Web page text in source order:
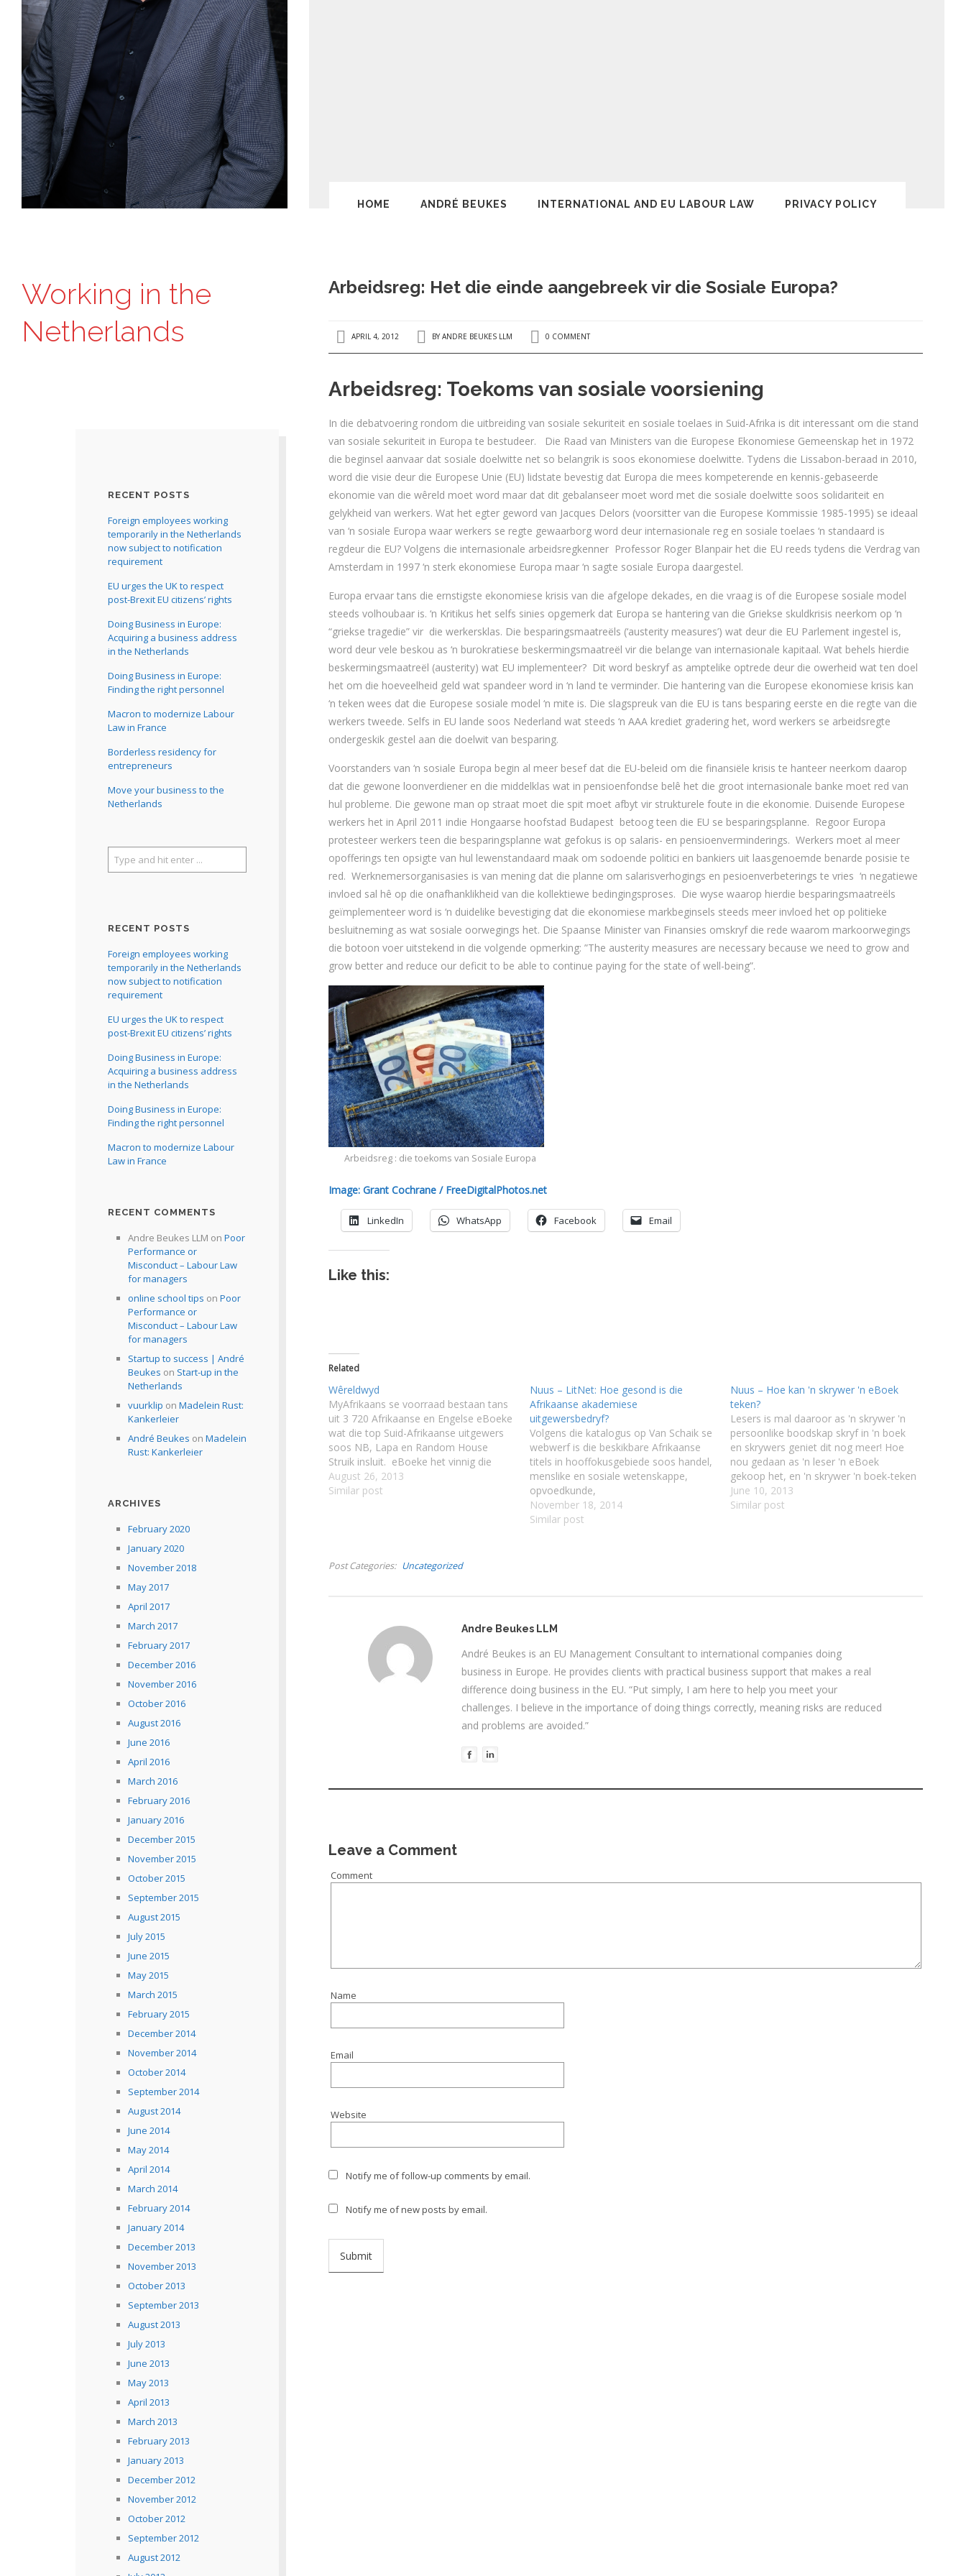
HOME ANDRÉ BEUKES INTERNATIONAL AND EU LABOUR LAW PRIVACY POLICY
Working in the
Netherlands
Arbeidsreg: Het die einde aangebreek vir die Sosiale Europa?
APRIL 4, 2012 BYANDRE BEUKES LLM 0 COMMENT
Arbeidsreg: Toekoms van sosiale voorsiening
In die debatvoering rondom die uitbreiding van sosiale sekuriteit en sosiale toelaes in Suid-Afrika is dit interessant om die stand
van sosiale sekuriteit in Europa te bestudeer. Die Raad van Ministers van die Europese Ekonomiese Gemeenskap het in 1972
die beginsel aanvaar dat sosiale doelwitte net so belangrik is soos ekonomiese doelwitte. Tydens die Lissabon-beraad in 2010,
word die visie deur die Europese Unie (EU) lidstate bevestig dat Europa die mees kompeterende en kennis-gebaseerde
ekonomie van die wêreld moet word maar dat dit gebalanseer moet word met die sosiale doelwitte soos solidariteit en
gelykheid van werkers. Wat het egter geword van Jacques Delors (voorsitter van die Europese Kommissie 1985-1995) se ideaal
van ‘n sosiale Europa waar werkers se regte gewaarborg word deur internasionale reg en sosiale toelaes ‘n standaard is
regdeur die EU? Volgens die internasionale arbeidsregkenner Professor Roger Blanpair het die EU reeds tydens die Verdrag van
Amsterdam in 1997 ‘n sterk ekonomiese Europa maar ‘n sagte sosiale Europa daargestel.
Europa ervaar tans die ernstigste ekonomiese krisis van die afgelope dekades, en die vraag is of die Europese sosiale model
steeds volhoubaar is. ‘n Kritikus het selfs sinies opgemerk dat Europa se hantering van die Griekse skuldkrisis neerkom op ‘n
“griekse tragedie” vir die werkersklas. Die besparingsmaatreëls (‘austerity measures’) wat deur die EU Parlement ingestel is,
word deur vele beskou as ‘n burokratiese beskermingsmaatreël vir die belange van internasionale kapitaal. Wat behels hierdie
beskermingsmaatreël (austerity) wat EU implementeer? Dit word beskryf as amptelike optrede deur die owerheid wat ten doel
het om die hoeveelheid geld wat spandeer word in ‘n land te verminder. Die hantering van die Europese ekonomiese krisis kan
‘n teken wees dat die Europese sosiale model ‘n mite is. Die slagspreuk van die EU is tans besparing eerste en die regte van die
werkers tweede. Selfs in EU lande soos Nederland wat steeds ‘n AAA krediet gradering het, word werkers se arbeidsregte
ondergeskik gestel aan die doelwit van besparing.
Voorstanders van ‘n sosiale Europa begin al meer besef dat die EU-beleid om die finansiële krisis te hanteer neerkom daarop
dat die gewone loonverdiener en die middelklas wat in pensioenfondse belê het die groot internasionale banke moet red van
hul probleme. Die gewone man op straat moet die spit moet afbyt vir strukturele foute in die ekonomie. Duisende Europese
werkers het in April 2011 indie Hongaarse hoofstad Budapest betoog teen die EU se besparingsplanne. Regoor Europa
protesteer werkers teen die besparingsplanne wat gefokus is op salaris- en pensioenverminderings. Werkers moet al meer
opofferings ten opsigte van hul lewenstandaard maak om sodoende politici en bankiers uit laasgenoemde benarde posisie te
red. Werknemersorganisasies is van mening dat die planne om salarisverhogings en pesioenverbeterings te vries ‘n negatiewe
invloed sal hê op die onafhanklikheid van die kollektiewe bedingingsproses. Die wyse waarop hierdie besparingsmaatreëls
geïmplementeer word is ‘n duidelike bevestiging dat die ekonomiese markbeginsels steeds meer invloed het op politieke
besluitneming as wat sosiale oorwegings het. Die Spaanse Minister van Finansies omskryf die rede waarom markoorwegings
die botoon voer uitstekend in die volgende opmerking: ”The austerity measures are necessary because we need to grow and
grow better and reduce our deficit to be able to continue paying for the state of well-being”.
Arbeidsreg : die toekoms van Sosiale Europa
Image: Grant Cochrane / FreeDigitalPhotos.net
LinkedIn WhatsApp Facebook Email
Like this:
Related
Wêreldwyd
MyAfrikaans se voorraad bestaan tans
uit 3 720 Afrikaanse en Engelse eBoeke
wat die top Suid-Afrikaanse uitgewers
soos NB, Lapa en Random House
Struik insluit. eBoeke het vinnig die
voel-voel beginfase verbygesteek en
vandag verkies miljoene lesers eBoeke
August 26, 2013
Similar post
Nuus – LitNet: Hoe gesond is die
Afrikaanse akademiese
uitgewersbedryf?
Volgens die katalogus op Van Schaik se
webwerf is die beskikbare Afrikaanse
titels in hooffokusgebiede soos handel,
menslike en sosiale wetenskappe,
opvoedkunde,
gesondheidswetenskappe, publieke en
ontwikkelingsbestuur en navorsing
November 18, 2014
Similar post
Nuus – Hoe kan 'n skrywer 'n eBoek
teken?
Lesers is mal daaroor as 'n skrywer 'n
persoonlike boodskap skryf in 'n boek
en skrywers geniet dit nog meer! Hoe
nou gedaan as 'n leser 'n eBoek
gekoop het, en 'n skrywer 'n boek-teken
geleentheid hou? Gary McLaren skryf
dat alhoewel die tegnologie nog
June 10, 2013
Similar post
Post Categories Uncategorized
Andre Beukes LLM
André Beukes is an EU Management Consultant to international companies doing
business in Europe. He provides clients with practical business support that makes a real
difference doing business in the EU. “Put simply, I am here to help you meet your
challenges. I believe in the importance of doing things correctly, meaning risks are reduced
and problems are avoided.”
Leave a Comment
Comment
Name
Email
Website
Notify me of follow-up comments by email.
Notify me of new posts by email.
RECENT POSTS
Foreign employees working
temporarily in the Netherlands
now subject to notification
requirement
EU urges the UK to respect
post-Brexit EU citizens’ rights
Doing Business in Europe:
Acquiring a business address
in the Netherlands
Doing Business in Europe:
Finding the right personnel
Macron to modernize Labour
Law in France
Borderless residency for
entrepreneurs
Move your business to the
Netherlands
RECENT POSTS
Foreign employees working
temporarily in the Netherlands
now subject to notification
requirement
EU urges the UK to respect
post-Brexit EU citizens’ rights
Doing Business in Europe:
Acquiring a business address
in the Netherlands
Doing Business in Europe:
Finding the right personnel
Macron to modernize Labour
Law in France
RECENT COMMENTS
Andre Beukes LLM on Poor
Performance or
Misconduct – Labour Law
for managers
online school tips on Poor
Performance or
Misconduct – Labour Law
for managers
Startup to success | André
Beukes on Start-up in the
Netherlands
vuurklip on Madelein Rust:
Kankerleier
André Beukes on Madelein
Rust: Kankerleier
ARCHIVES
February 2020
January 2020
November 2018
May 2017
April 2017
March 2017
February 2017
December 2016
November 2016
October 2016
August 2016
June 2016
April 2016
March 2016
February 2016
January 2016
December 2015
November 2015
October 2015
September 2015
August 2015
July 2015
June 2015
May 2015
March 2015
February 2015
December 2014
November 2014
October 2014
September 2014
August 2014
June 2014
May 2014
April 2014
March 2014
February 2014
January 2014
December 2013
November 2013
October 2013
September 2013
August 2013
July 2013
June 2013
May 2013
April 2013
March 2013
February 2013
January 2013
December 2012
November 2012
October 2012
September 2012
August 2012